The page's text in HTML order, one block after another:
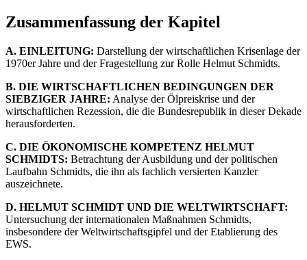
Zusammenfassung der Kapitel
A. EINLEITUNG: Darstellung der wirtschaftlichen Krisenlage der
1970er Jahre und der Fragestellung zur Rolle Helmut Schmidts.
B. DIE WIRTSCHAFTLICHEN BEDINGUNGEN DER
SIEBZIGER JAHRE: Analyse der Ölpreiskrise und der
wirtschaftlichen Rezession, die die Bundesrepublik in dieser Dekade
herausforderten.
C. DIE ÖKONOMISCHE KOMPETENZ HELMUT
SCHMIDTS: Betrachtung der Ausbildung und der politischen
Laufbahn Schmidts, die ihn als fachlich versierten Kanzler
auszeichnete.
D. HELMUT SCHMIDT UND DIE WELTWIRTSCHAFT:
Untersuchung der internationalen Maßnahmen Schmidts,
insbesondere der Weltwirtschaftsgipfel und der Etablierung des
EWS.